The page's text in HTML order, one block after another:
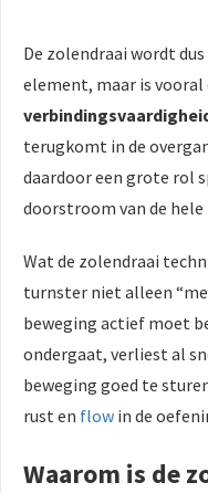
De zolendraai wordt
element, maar is
terugkomt in de
daardoor een grote rol
doorstroom van de
Wat de zolendraai
turnster niet alleen
beweging actief moet
ondergaat, verliest al
beweging goed te
rust en flow in de
Waarom is de